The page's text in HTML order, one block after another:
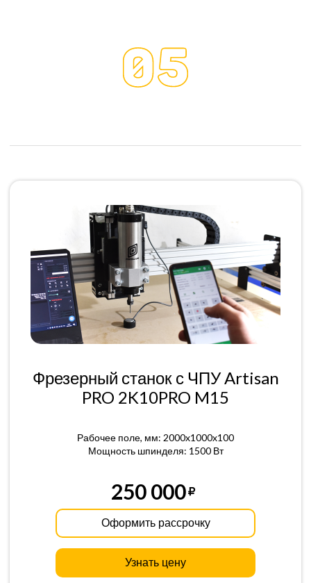
Фрезерный станок с ЧПУ Artisan
PRO 2K10PRO M15
Рабочее поле, мм: 2000x1000x100
Мощность шпинделя: 1500 Вт
250 000
Оформить рассрочку
Узнать цену